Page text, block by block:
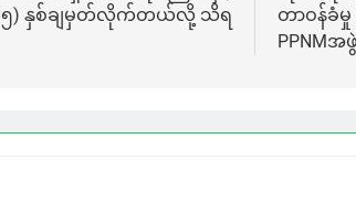
၅) နှစ်ချမှတ်လိုက်တယ်လို့ သိရ
တာဝန်ခံ
PPNM